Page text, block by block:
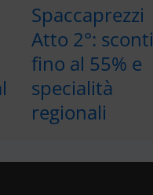
Spaccaprezzi
Atto 2°: sconti
fino al 55% e
specialità
regionali